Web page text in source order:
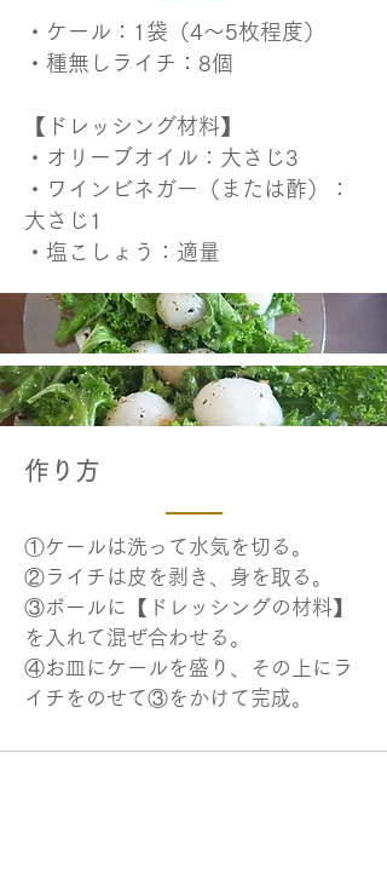
・ケール：1袋（4〜5枚程度）
・種無しライチ：8個
【ドレッシング材料】
・オリーブオイル：大さじ3
・ワインビネガー（または酢）：
大さじ1
・塩こしょう：適量
​作り方
①ケールは洗って水気を切る。
②ライチは皮を剥き、身を取る。
③ボールに【ドレッシングの材料】
を入れて混ぜ合わせる。
④お皿にケールを盛り、その上にラ
イチをのせて③をかけて完成。​